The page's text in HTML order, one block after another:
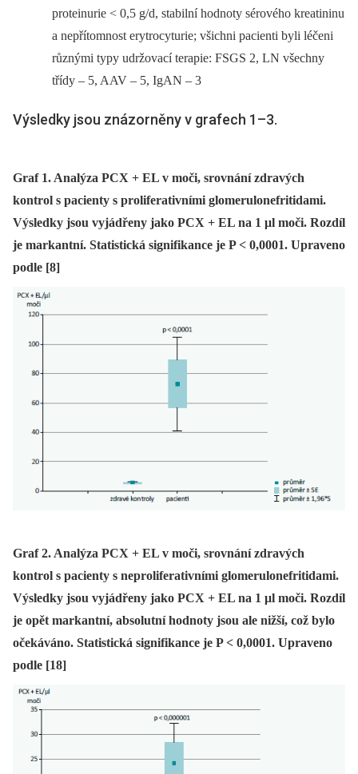
protein­urie < 0,5 g/d, stabilní hodnoty sérového kreatininu
a nepřítomnost erytrocyturie; všichni pacienti byli léčeni
různými typy udržovací terapie: FSGS 2, LN všechny
třídy –⁠ 5, AAV –⁠ 5, IgAN –⁠ 3
Výsledky jsou znázorněny v grafech 1–3.
Graf 1. Analýza PCX + EL v moči, srovnání zdravých
kontrol s pacienty s proliferativními glomerulonefritidami.
Výsledky jsou vyjádřeny jako PCX + EL na 1 μl moči. Rozdíl
je markantní. Statistická signifikance je P < 0,0001. Upraveno
podle [8]
Graf 2. Analýza PCX + EL v moči, srovnání zdravých
kontrol s pacienty s neproliferativními glomerulonefritidami.
Výsledky jsou vyjádřeny jako PCX + EL na 1 μl moči. Rozdíl
je opět markantní, absolutní hodnoty jsou ale nižší, což bylo
očekáváno. Statistická signifikance je P < 0,0001. Upraveno
podle [18]